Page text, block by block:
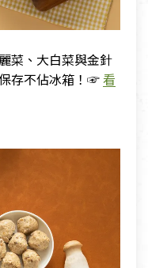
菜、大白菜與金針
存不佔冰箱！☞看